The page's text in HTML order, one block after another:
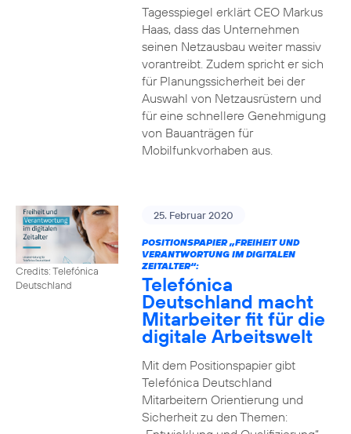
Tagesspiegel erklärt CEO Markus
Haas, dass das Unternehmen
seinen Netzausbau weiter massiv
vorantreibt. Zudem spricht er sich
für Planungssicherheit bei der
Auswahl von Netzausrüstern und
für eine schnellere Genehmigung
von Bauanträgen für
Mobilfunkvorhaben aus.
Credits: Telefónica
Deutschland
25. Februar 2020
POSITIONSPAPIER „FREIHEIT UND
VERANTWORTUNG IM DIGITALEN
ZEITALTER“:
Telefónica
Deutschland macht
Mitarbeiter fit für die
digitale Arbeitswelt
Mit dem Positionspapier gibt
Telefónica Deutschland
Mitarbeitern Orientierung und
Sicherheit zu den Themen: